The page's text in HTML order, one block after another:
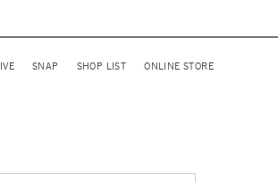
SNAP SHOP LIST ONLINE STORE